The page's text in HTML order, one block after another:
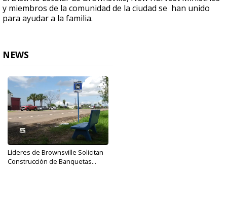
y miembros de la comunidad de la ciudad se han unido
para ayudar a la familia.
NEWS
Líderes de Brownsville Solicitan
Construcción de Banquetas...